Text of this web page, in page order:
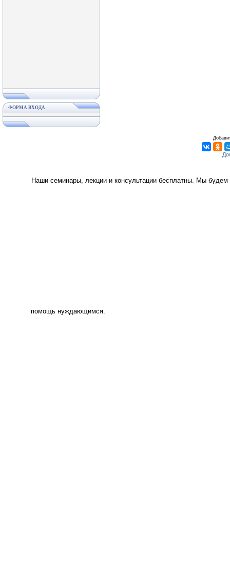
ФОРМА ВХОДА
Наши семинары, лекции и консультации бесплатны. Мы
помощь нуждающимся.